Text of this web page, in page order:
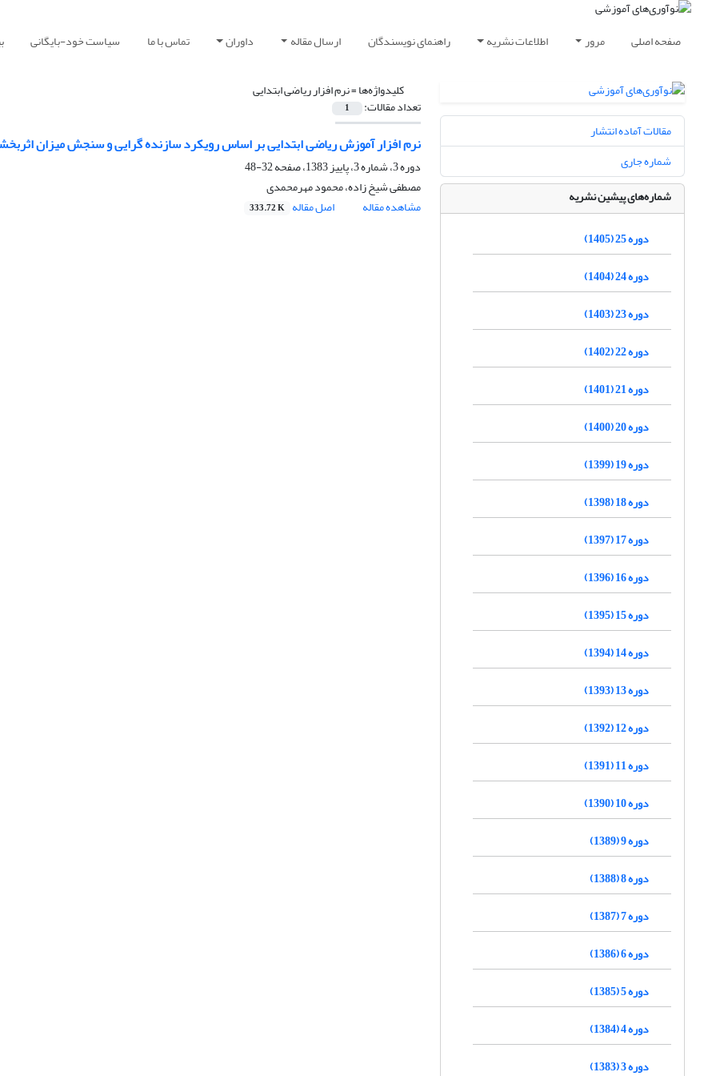
صفحه اصلی مرور اطلاعات نشریه راهنمای نویسندگان ارسال مقاله داوران تماس با ما سیاست خود-بایگانی
کلیدواژه‌ها =نرم افزار ریاضی ابتدایی
تعداد مقالات: 1
نرم افزار آموزش ریاضی ابتدایی بر اساس رویکرد سازنده گرایی و سنجش میزان
دوره 3، شماره 3، پاییز 1383، صفحه
32-48
مصطفی شیخ زاده، محمود مهرمحمدی
مشاهده مقاله
اصل مقاله 333.72 K
مقالات آماده انتشار
شماره جاری
شماره‌های پیشین نشریه
دوره 25 (1405)
دوره 24 (1404)
دوره 23 (1403)
دوره 22 (1402)
دوره 21 (1401)
دوره 20 (1400)
دوره 19 (1399)
دوره 18 (1398)
دوره 17 (1397)
دوره 16 (1396)
دوره 15 (1395)
دوره 14 (1394)
دوره 13 (1393)
دوره 12 (1392)
دوره 11 (1391)
دوره 10 (1390)
دوره 9 (1389)
دوره 8 (1388)
دوره 7 (1387)
دوره 6 (1386)
دوره 5 (1385)
دوره 4 (1384)
دوره 3 (1383)